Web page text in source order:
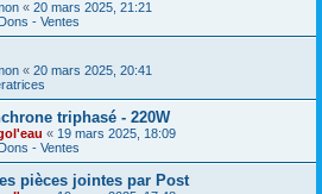
« 20 mars 2025, 21:21
- Ventes
« 20 mars 2025, 20:41
triphasé - 220W
« 19 mars 2025, 18:09
- Ventes
pièces jointes par Post